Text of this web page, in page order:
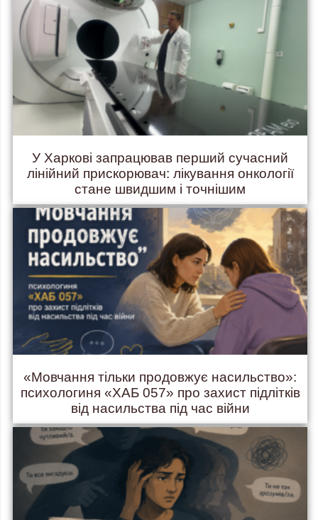
У Харкові запрацював перший сучасний
лінійний прискорювач: лікування онкології
стане швидшим і точнішим
«Мовчання тільки продовжує насильство»:
психологиня «ХАБ 057» про захист підлітків
від насильства під час війни